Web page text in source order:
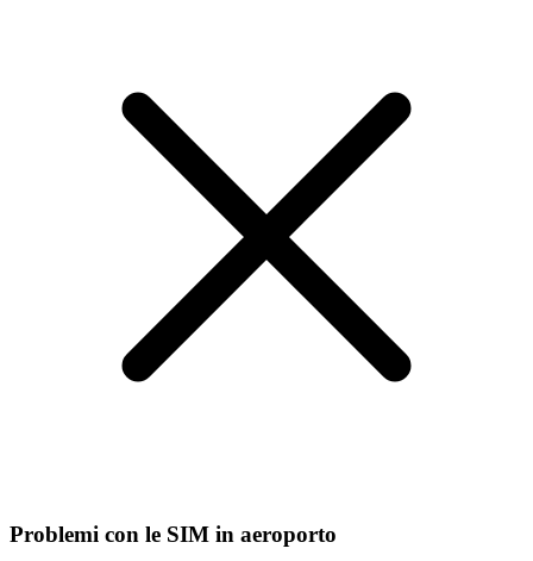
Problemi con le SIM in aeroporto